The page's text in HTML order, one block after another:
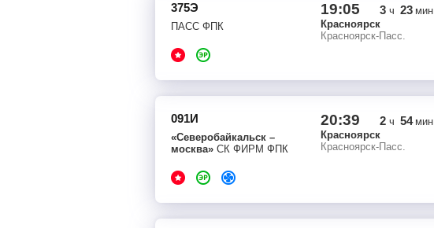
375Э
ПАСС ФПК
19:05 3 ч23мин
Красноярск
Красноярск-Пасс.
091И
«Северобайкальск –
москва» СК ФИРМ ФПК
20:39 2 ч54мин
Красноярск
Красноярск-Пасс.